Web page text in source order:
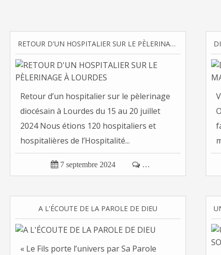
RETOUR D'UN HOSPITALIER SUR LE PÈLERINAGE À LOURDES
Retour d’un hospitalier sur le pèlerinage
diocésain à Lourdes du 15 au 20 juillet
2024 Nous étions 120 hospitaliers et
hospitalières de l’Hospitalité...
 7 septembre 2024  …
A L'ÉCOUTE DE LA PAROLE DE DIEU
« Le Fils porte l’univers par Sa Parole